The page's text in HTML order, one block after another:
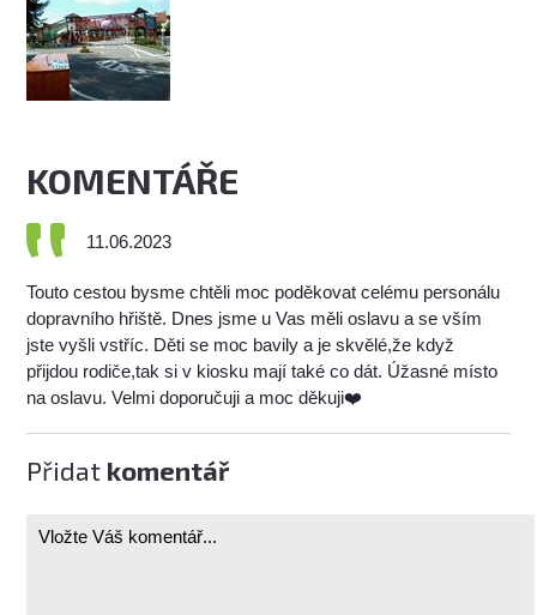
KOMENTÁŘE
11.06.2023
Touto cestou bysme chtěli moc poděkovat celému personálu
dopravního hřiště. Dnes jsme u Vas měli oslavu a se vším
jste vyšli vstříc. Děti se moc bavily a je skvělé,že když
přijdou rodiče,tak si v kiosku mají také co dát. Úžasné místo
na oslavu. Velmi doporučuji a moc děkuji❤️
Přidat komentář